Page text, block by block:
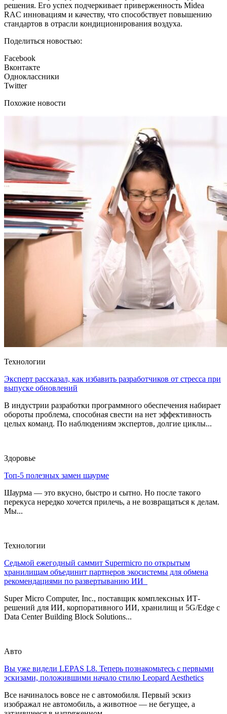
решения. Его успех подчеркивает приверженность Midea
RAC инновациям и качеству, что способствует повышению
стандартов в отрасли кондиционирования воздуха.
Поделиться новостью:
Facebook
Вконтакте
Одноклассники
Twitter
Похожие новости
Технологии
Эксперт рассказал, как избавить разработчиков от стресса при
выпуске обновлений
В индустрии разработки программного обеспечения набирает
обороты проблема, способная свести на нет эффективность
целых команд. По наблюдениям экспертов, долгие циклы...
Здоровье
Топ-5 полезных замен шаурме
Шаурма — это вкусно, быстро и сытно. Но после такого
перекуса нередко хочется прилечь, а не возвращаться к делам.
Мы...
Технологии
Седьмой ежегодный саммит Supermicro по открытым
хранилищам объединит партнеров экосистемы для обмена
рекомендациями по развертыванию ИИ
Super Micro Computer, Inc., поставщик комплексных ИТ-
решений для ИИ, корпоративного ИИ, хранилищ и 5G/Edge с
Data Center Building Block Solutions...
Авто
Вы уже видели LEPAS L8. Теперь познакомьтесь с первыми
эскизами, положившими начало стилю Leopard Aesthetics
Все начиналось вовсе не с автомобиля. Первый эскиз
изображал не автомобиль, а животное — не бегущее, а